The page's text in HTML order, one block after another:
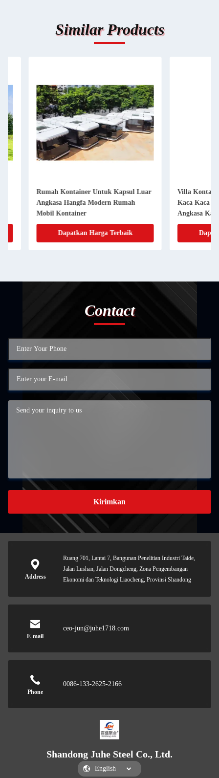
Similar Products
Rumah Kontainer Untuk Kapsul Luar
Angkasa Hangfa Modern Rumah
Mobil Kontainer
Dapatkan Harga Terbaik
Villa Kontainer
Kaca Kaca Ganda
Angkasa Kabin
Dapatkan
Contact
Kirimkan
Address
Ruang 701, Lantai 7, Bangunan Penelitian Industri Taide,
Jalan Lushan, Jalan Dongcheng, Zona Pengembangan
Ekonomi dan Teknologi Liaocheng, Provinsi Shandong
E-mail
ceo-jun@juhe1718.com
Phone
0086-133-2625-2166
Shandong Juhe Steel Co., Ltd.